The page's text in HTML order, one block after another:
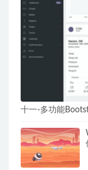
十一-多功能